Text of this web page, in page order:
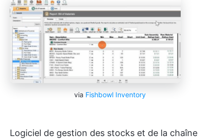
via Fishbowl Inventory
Logiciel de gestion des stocks et de la chaîne